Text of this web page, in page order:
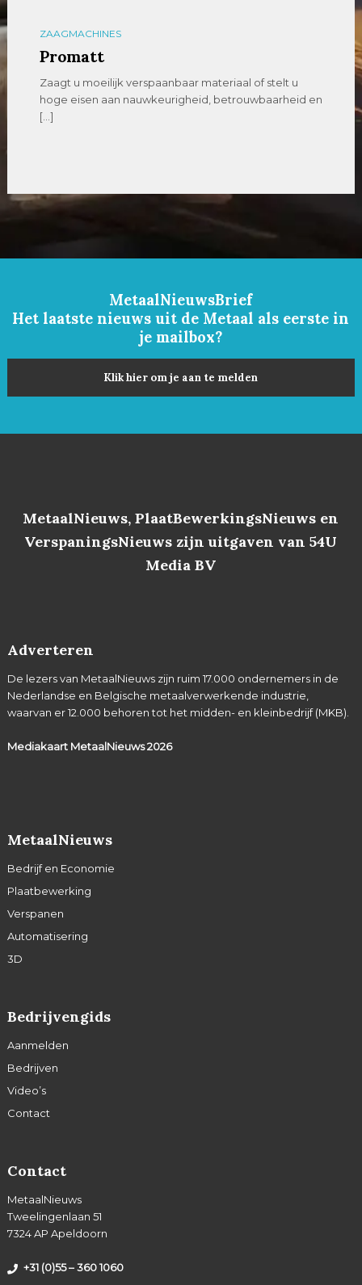
ZAAGMACHINES
Promatt
Zaagt u moeilijk verspaanbaar materiaal of stelt u
hoge eisen aan nauwkeurigheid, betrouwbaarheid en
[…]
MetaalNieuwsBrief
Het laatste nieuws uit de Metaal als eerste in
je mailbox?
Klik hier om je aan te melden
MetaalNieuws, PlaatBewerkingsNieuws en
VerspaningsNieuws zijn uitgaven van 54U
Media BV
Adverteren
De lezers van MetaalNieuws zijn ruim 17.000 ondernemers in de
Nederlandse en Belgische metaalverwerkende industrie,
waarvan er 12.000 behoren tot het midden- en kleinbedrijf (MKB).
Mediakaart MetaalNieuws2026
MetaalNieuws
Bedrijf en Economie
Plaatbewerking
Verspanen
Automatisering
3D
Bedrijvengids
Aanmelden
Bedrijven
Video’s
Contact
Contact
MetaalNieuws
Tweelingenlaan 51
7324 AP Apeldoorn
+31 (0)55 – 360 1060